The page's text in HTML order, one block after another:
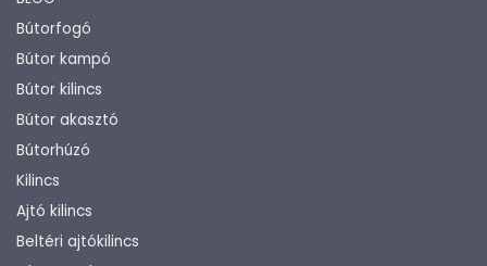
Bútorfogó
Bútor kampó
Bútor kilincs
Bútor akasztó
Bútorhúzó
Kilincs
Ajtó kilincs
Beltéri ajtókilincs